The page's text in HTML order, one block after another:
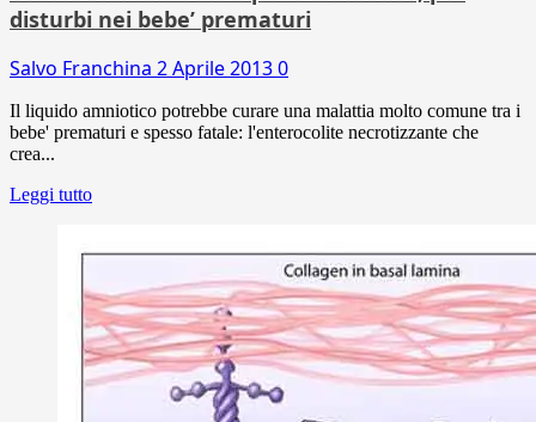
disturbi nei bebe’ prematuri
Salvo Franchina 2 Aprile 20130
Il liquido amniotico potrebbe curare una malattia molto comune tra i
bebe' prematuri e spesso fatale: l'enterocolite necrotizzante che
crea...
Leggi tutto